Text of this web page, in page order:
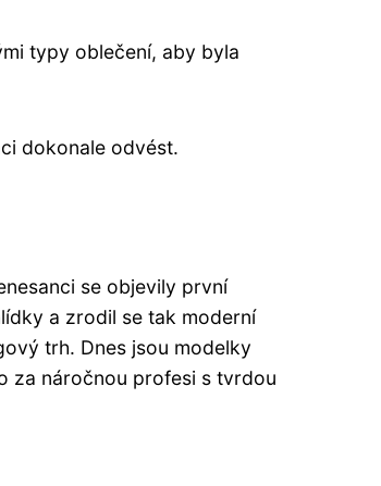
typy oblečení, aby byla
dokonale odvést.
se objevily první
a zrodil se tak moderní
trh. Dnes jsou modelky
za náročnou profesi s tvrdou